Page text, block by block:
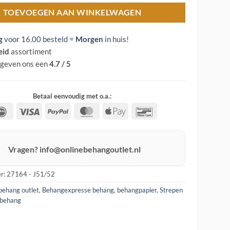
TOEVOEGEN AAN WINKELWAGEN
voor 16.00 besteld = Morgen in huis!
assortiment
ons een4.7 / 5
Betaal eenvoudig met o.a.:
IDeal Visa PayPal MasterCard
Apple
Vragen? info@onlinebehangoutlet.nl
27164 - J51/52
outlet, Behangexpresse behang, behangpapier,Strepen